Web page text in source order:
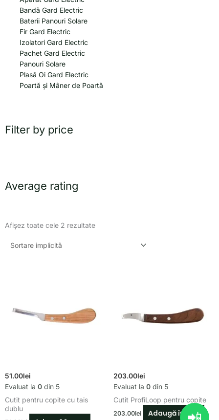
Bandă Gard Electric
Baterii Panouri Solare
Fir Gard Electric
Izolatori Gard Electric
Pachet Gard Electric
Panouri Solare
Plasă Oi Gard Electric
Poartă și Mâner de Poartă
Filter by price
Average rating
Afișez toate cele 2 rezultate
51.00lei
Evaluat la 0 din 5
Cutit pentru copite cu tais
dublu
203.00lei
Evaluat la 0din 5
Cutit ProfiLoop pentru copite
203.00lei Adaugă în coș